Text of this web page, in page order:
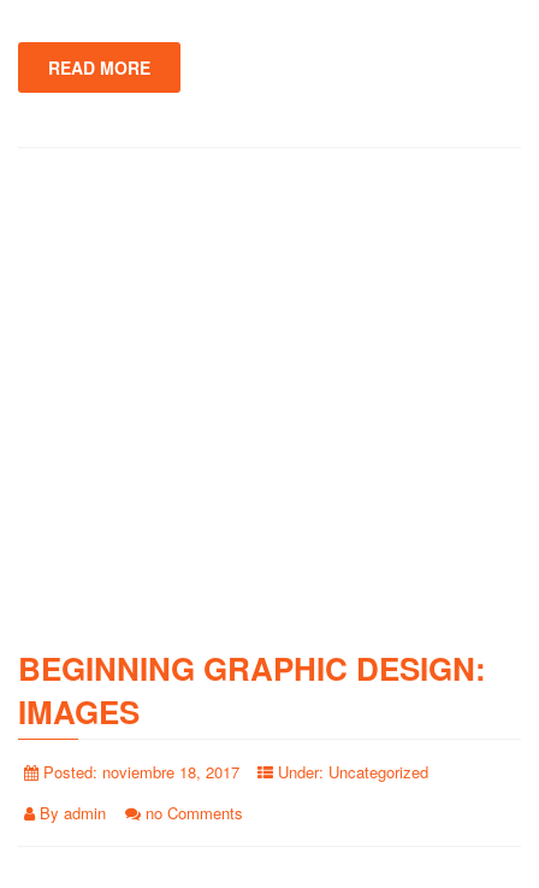
READ MORE
BEGINNING GRAPHIC DESIGN:
IMAGES
Posted: noviembre 18, 2017 Under: Uncategorized
By admin no Comments